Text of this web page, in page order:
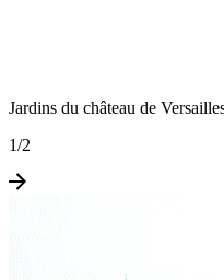
Jardins du château de
1/2